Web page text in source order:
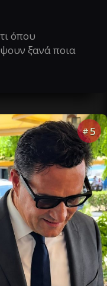
όπου
ξανά ποια
# 5